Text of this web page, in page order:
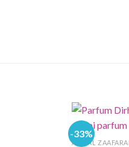
-33%
ARD AL